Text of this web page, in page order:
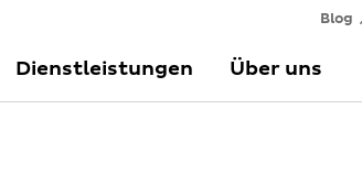
Blog
Dienstleistungen Über uns